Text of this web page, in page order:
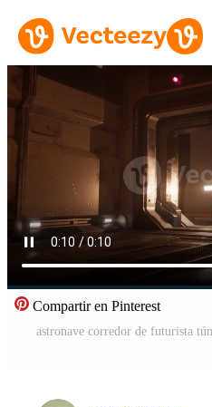
Compartir en Pinterest
astronave corredor de futurista